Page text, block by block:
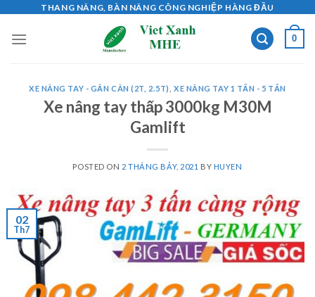
content
THANG NÂNG, BÀN NÂNG CÔNG NGHIỆP HÀNG ĐẦU
0
XE NÂNG TAY - GẮN CÂN (2T, 2.5T) ,XE NÂNG TAY 1 TẤN - 5 TẤN
Xe nâng tay thấp 3000kg M30M
Gamlift
POSTED ON 2 THÁNG BẢY, 2021 BY HUYEN
02
Th7